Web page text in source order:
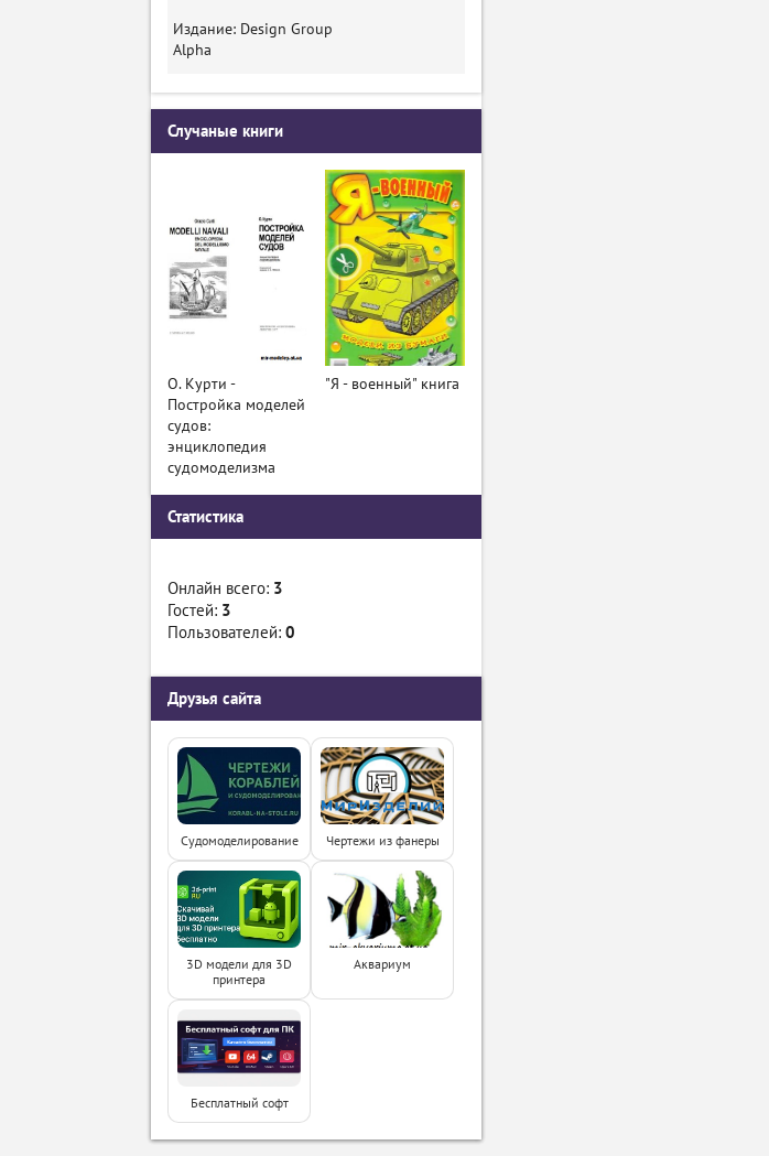
Издание: Design Group
Alpha
Случаные книги
О. Курти -
Постройка моделей
судов:
энциклопедия
судомоделизма
"Я - военный" книга
Статистика
Онлайн всего: 3
Гостей: 3
Пользователей: 0
Друзья сайта
Судомоделирование Чертежи из фанеры
3D модели для 3D
принтера
Аквариум
Бесплатный софт